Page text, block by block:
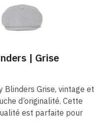
| Grise
Blinders Grise, vintage et
d’originalité. Cette
est parfaite pour